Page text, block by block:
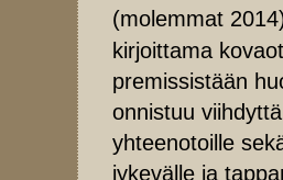
(molemmat
kirjoittama
premissistään
onnistuu
yhteenotoille
jykevälle ja